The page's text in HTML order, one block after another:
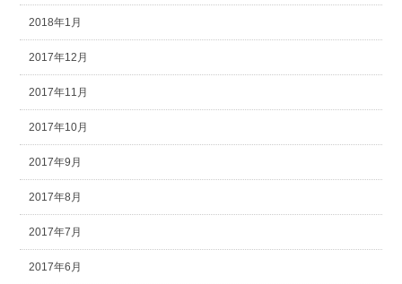
2018年1月
2017年12月
2017年11月
2017年10月
2017年9月
2017年8月
2017年7月
2017年6月